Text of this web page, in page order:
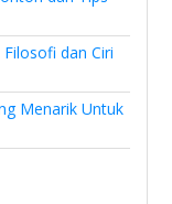
dan Ciri
Menarik Untuk